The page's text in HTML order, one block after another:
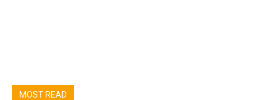
MOST READ